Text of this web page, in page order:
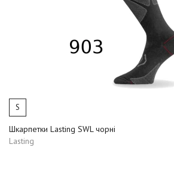
S
Шкарпетки Lasting SWL чорні
Lasting